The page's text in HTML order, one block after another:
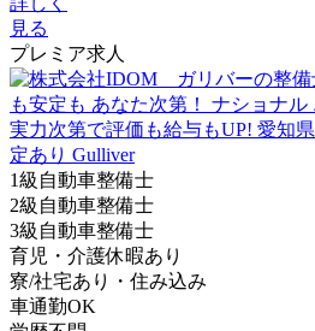
見る
プレミア求人
1級自動車整備士
2級自動車整備士
3級自動車整備士
育児・介護休暇あり
寮/社宅あり・住み込み
車通勤OK